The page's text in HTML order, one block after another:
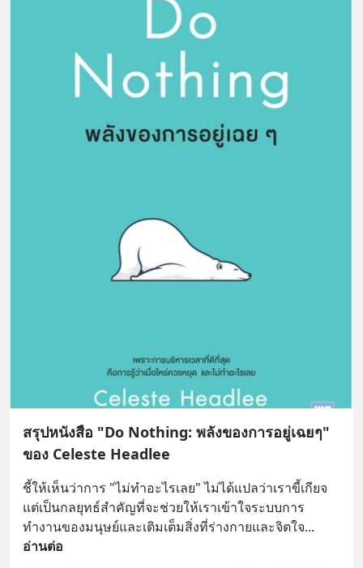
สรุปหนังสือ "Do Nothing: พลังของการอยู่เฉยๆ"
ของ Celeste Headlee
ชี้ให้เห็นว่าการ "ไม่ทำอะไรเลย" ไม่ได้แปลว่าเราขี้เกียจ
แต่เป็นกลยุทธ์สำคัญที่จะช่วยให้เราเข้าใจระบบการ
ทำงานของมนุษย์และเติมเต็มสิ่งที่ร่างกายและจิตใจ
อ่านต่อ